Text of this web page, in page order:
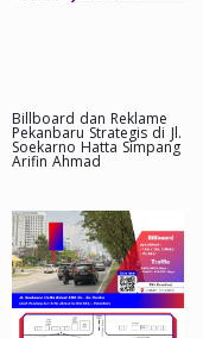
Billboard dan Reklame
Pekanbaru Strategis di Jl.
Soekarno Hatta Simpang
Arifin Ahmad